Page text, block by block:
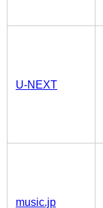
U-NEXT
music.jp